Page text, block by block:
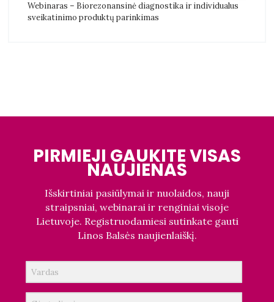
Webinaras – Biorezonansinė diagnostika ir individualus
sveikatinimo produktų parinkimas
PIRMIEJI GAUKITE VISAS
NAUJIENAS
Išskirtiniai pasiūlymai ir nuolaidos, nauji
straipsniai, webinarai ir renginiai visoje
Lietuvoje. Registruodamiesi sutinkate gauti
Linos Balsės naujienlaiškį.